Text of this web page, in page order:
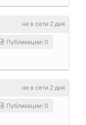
не в сети 2 дня
Публикации: 0
не в сети 2 дня
Публикации: 0